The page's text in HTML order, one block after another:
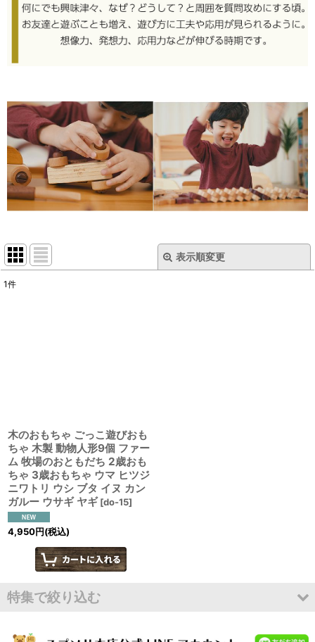
表示順変更
1件
木のおもちゃ ごっこ遊びおも
ちゃ 木製 動物人形9個 ファー
ム 牧場のおともだち 2歳おも
ちゃ 3歳おもちゃ ウマ ヒツジ
ニワトリ ウシ ブタ イヌ カン
ガルー ウサギ ヤギ [do-15]
4,950円(税込)
特集で絞り込む
在庫一斉セール